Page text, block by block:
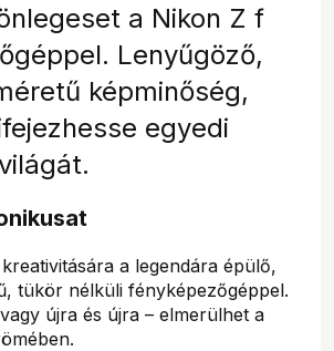
a Nikon Z f
Lenyűgöző,
képminőség,
egyedi
a legendára épülő,
tükör nélküli fényképezőgéppel.
újra és újra – elmerülhet a